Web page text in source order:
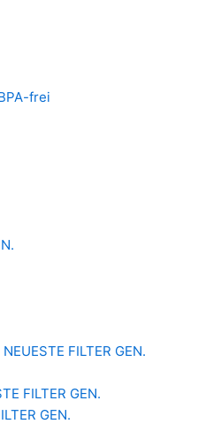
frei
FILTER GEN.
FILTER GEN.
GEN.